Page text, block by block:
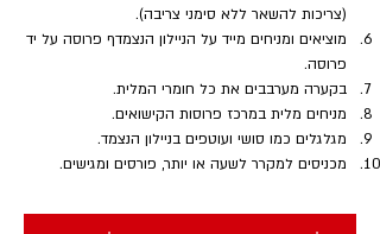
(צריכות להשאר ללא סימני צריבה).
מוציאים ומניחים מייד על הניילון הנצמדף פרוסה על יד
פרוסה.
בקערה מערבבים את כל חומרי המלית.
מניחים מלית במרכז פרוסות הקישואים.
מגלגלים כמו סושי ועוטפים בניילון הנצמד.
מכניסים למקרר לשעה או יותר, פורסים ומגישים.